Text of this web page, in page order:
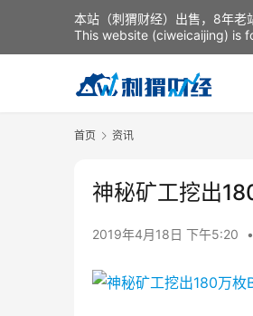
首页 资讯
神秘矿工挖出
2019年4月18日 下午5:20 •
本站（刺猬财经）出售，8年
This website (ciweicaijing) is